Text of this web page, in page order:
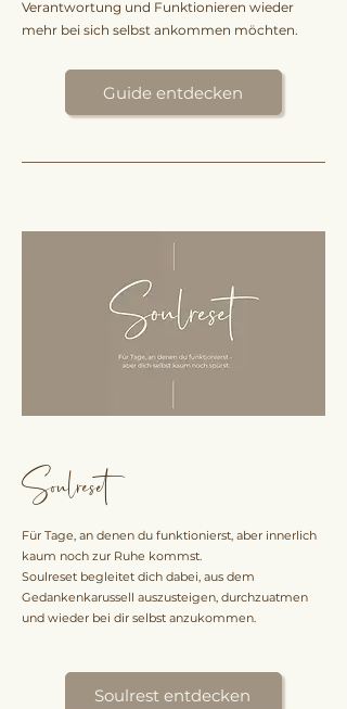
Verantwortung und Funktionieren wieder
mehr bei sich selbst ankommen möchten.
Guide entdecken
Soulreset
Für Tage, an denen du funktionierst, aber innerlich
kaum noch zur Ruhe kommst.
Soulreset begleitet dich dabei, aus dem
Gedankenkarussell auszusteigen, durchzuatmen
und wieder bei dir selbst anzukommen.
Soulrest entdecken